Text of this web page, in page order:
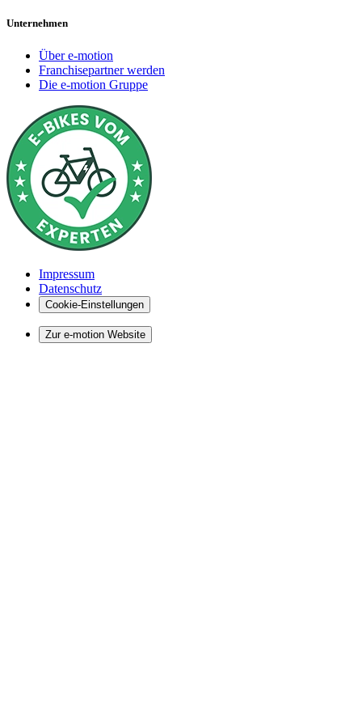
Unternehmen
Über e-motion
Franchisepartner werden
Die e-motion Gruppe
Impressum
Datenschutz
Cookie-Einstellungen
Zur e-motion Website